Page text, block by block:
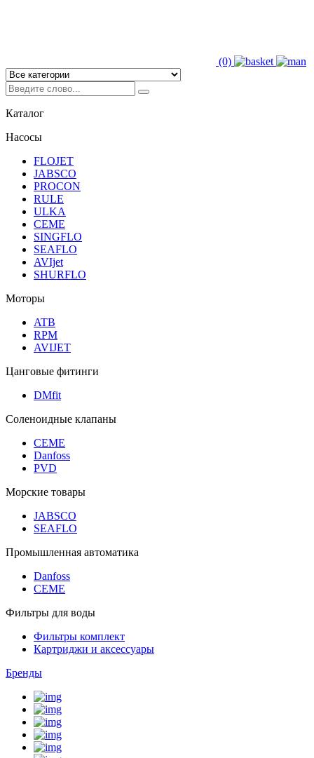
(0)
Каталог
Насосы
FLOJET
JABSCO
PROCON
RULE
ULKA
CEME
SINGFLO
SEAFLO
AVIjet
SHURFLO
Моторы
ATB
RPM
AVIJET
Цанговые фитинги
DMfit
Соленоидные клапаны
CEME
Danfoss
PVD
Морские товары
JABSCO
SEAFLO
Промышленная автоматика
Danfoss
CEME
Фильтры для воды
Фильтры комплект
Картриджи и аксессуары
Бренды